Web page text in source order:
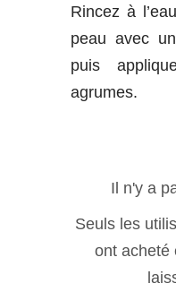
Rincez à
peau avec
puis
agrumes.
Il n'y a
Seuls les
ont acheté